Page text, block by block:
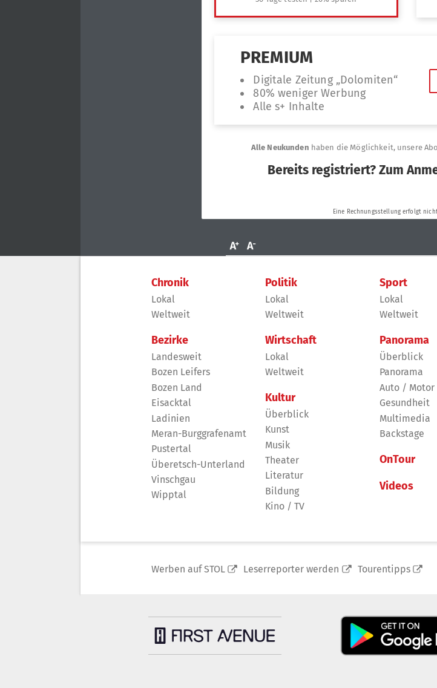
Chronik
Lokal
Weltweit
Bezirke
Landesweit
Bozen Leifers
Bozen Land
Eisacktal
Ladinien
Meran-Burggrafenamt
Pustertal
Überetsch-Unterland
Vinschgau
Wipptal
Politik
Lokal
Weltweit
Wirtschaft
Lokal
Weltweit
Kultur
Überblick
Kunst
Musik
Theater
Literatur
Bildung
Kino / TV
Sport
Lokal
Weltweit
Panorama
Überblick
Panorama
Auto / Motor
Gesundheit
Multimedia
Backstage
OnTour
Videos
Werben auf STOL Leserreporter werden Tourentipps